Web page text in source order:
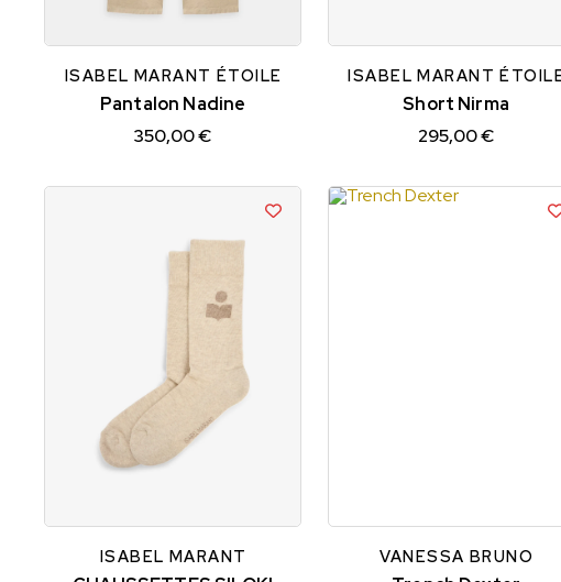
ISABEL MARANT ÉTOILE
Pantalon Nadine
350,00 €
36 38
ISABEL MARANT
Short Nirma
295,00 €
ISABEL MARANT VANESSA BRUNO